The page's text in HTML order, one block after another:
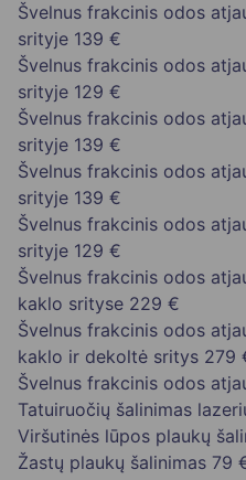
Švelnus frakcinis odos
srityje 139 €
Švelnus frakcinis odos
srityje 129 €
Švelnus frakcinis odos
srityje 139 €
Švelnus frakcinis odos
srityje 139 €
Švelnus frakcinis odos
srityje 129 €
Švelnus frakcinis odos
kaklo srityse 229 €
Švelnus frakcinis odos
kaklo ir dekoltė sritys 279
Švelnus frakcinis odos
Tatuiruočių šalinimas
Viršutinės lūpos plaukų
Žastų plaukų šalinimas 79